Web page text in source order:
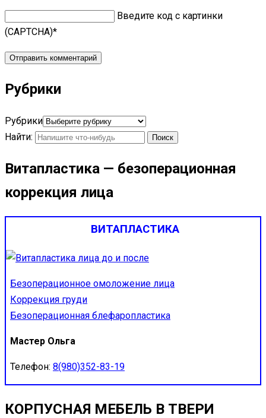
Введите код с картинки
(CAPTCHA)*
Рубрики
Рубрики
Найти:
Витапластика — безоперационная
коррекция лица
ВИТАПЛАСТИКА
Безоперационное омоложение лица
Коррекция груди
Безоперационная блефаропластика
Мастер Ольга
Телефон: 8(980)352-83-19
КОРПУСНАЯ МЕБЕЛЬ В ТВЕРИ